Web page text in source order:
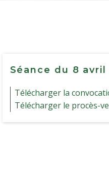
Séance du 8 avril
Télécharger la
Télécharger le procès-